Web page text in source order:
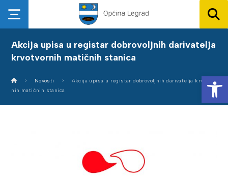
Akcija upisa u registar dobrovoljnih darivatelja
krvotvornih matičnih stanica
Novosti
Akcija upisa u registar dobrovoljnih darivatelja krvotvor
nih matičnih stanica